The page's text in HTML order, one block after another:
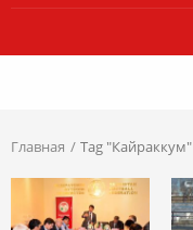
Главная Tag "Кайраккум"